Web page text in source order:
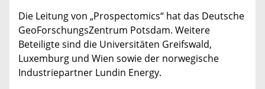
Die Leitung von „Prospectomics“ hat das Deutsche
GeoForschungsZentrum Potsdam. Weitere
Beteiligte sind die Universitäten Greifswald,
Luxemburg und Wien sowie der norwegische
Industriepartner Lundin Energy.